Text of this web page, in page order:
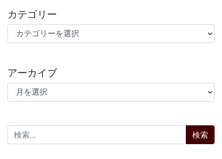
カテゴリー
カテゴリー
アーカイブ
アーカイブ
検索: